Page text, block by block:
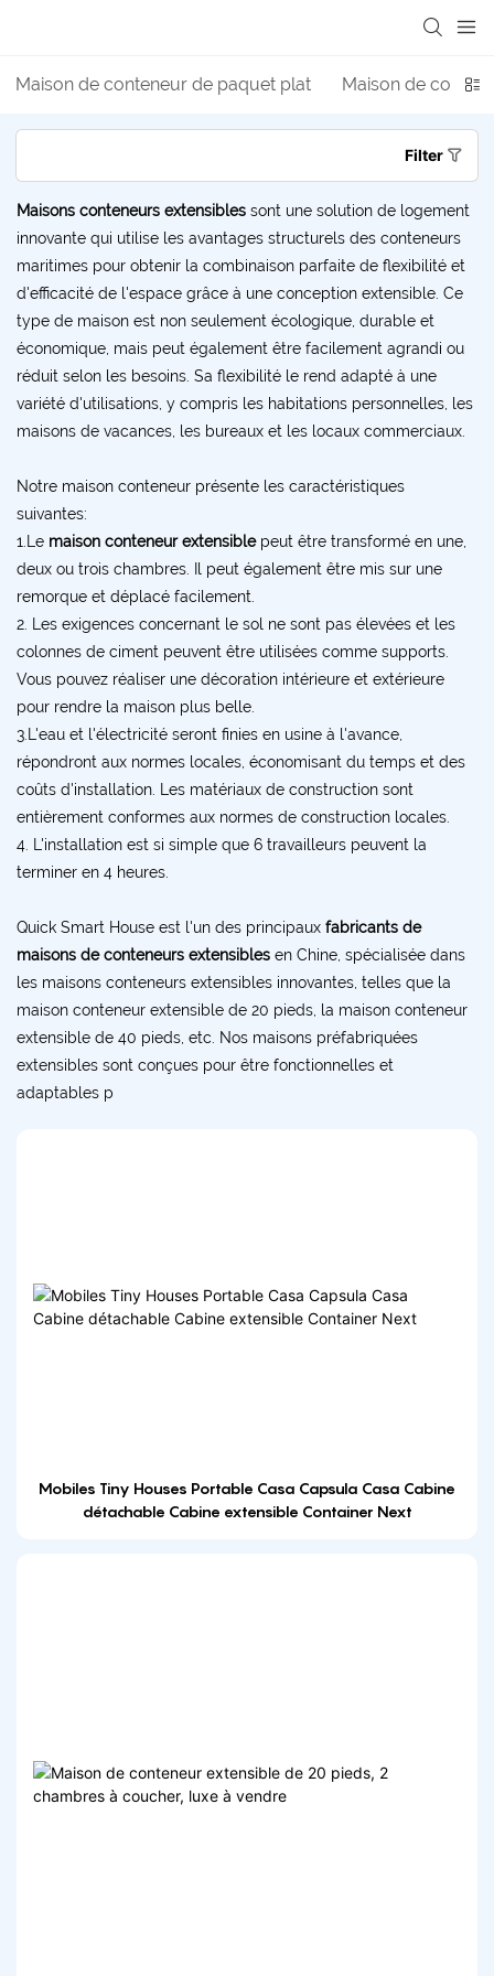
Maison de conteneur de paquet plat Maison de
Filter
Maisons conteneurs extensibles sont une solution de logement
innovante qui utilise les avantages structurels des conteneurs
maritimes pour obtenir la combinaison parfaite de flexibilité et
d'efficacité de l'espace grâce à une conception extensible. Ce
type de maison est non seulement écologique, durable et
économique, mais peut également être facilement agrandi ou
réduit selon les besoins. Sa flexibilité le rend adapté à une
variété d'utilisations, y compris les habitations personnelles, les
maisons de vacances, les bureaux et les locaux commerciaux.
Notre maison conteneur présente les caractéristiques
suivantes:
1.Le maison conteneur extensible peut être transformé en une,
deux ou trois chambres. Il peut également être mis sur une
remorque et déplacé facilement.
2. Les exigences concernant le sol ne sont pas élevées et les
colonnes de ciment peuvent être utilisées comme supports.
Vous pouvez réaliser une décoration intérieure et extérieure
pour rendre la maison plus belle.
3.L'eau et l'électricité seront finies en usine à l'avance,
répondront aux normes locales, économisant du temps et des
coûts d'installation. Les matériaux de construction sont
entièrement conformes aux normes de construction locales.
4. L'installation est si simple que 6 travailleurs peuvent la
terminer en 4 heures.
Quick Smart House est l'un des principaux fabricants de
maisons de conteneurs extensibles en Chine, spécialisée dans
les maisons conteneurs extensibles innovantes, telles que la
maison conteneur extensible de 20 pieds, la maison conteneur
extensible de 40 pieds, etc. Nos maisons préfabriquées
extensibles sont conçues pour être fonctionnelles et
adaptables p
Mobiles Tiny Houses Portable Casa Capsula Casa Cabine
détachable Cabine extensible Container Next